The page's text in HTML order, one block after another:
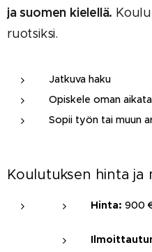
ja suomen kielellä.
ruotsiksi.
Jatkuva haku
Opiskele oman
Sopii työn tai muun
Koulutuksen hinta ja
Hinta: 900